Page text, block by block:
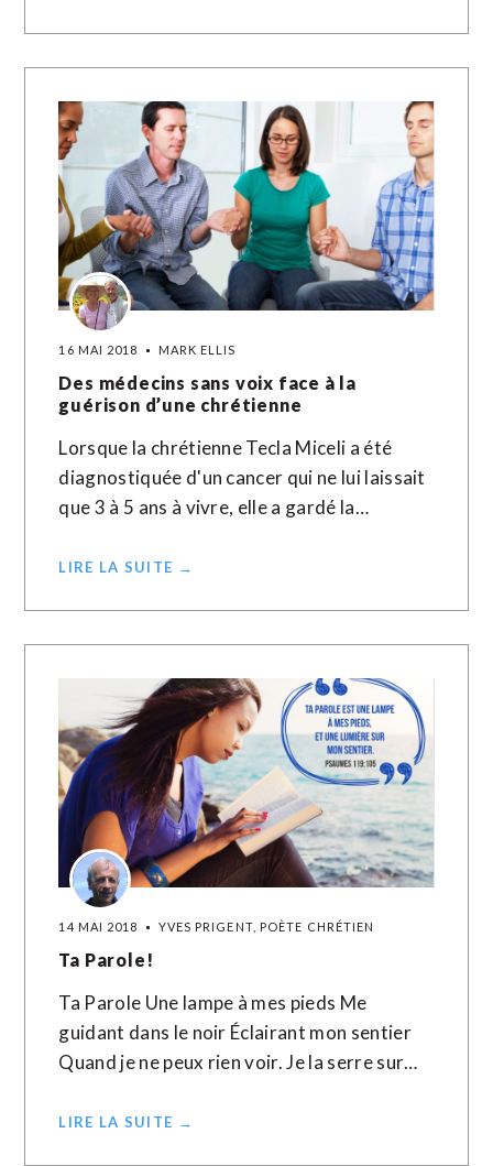
16 MAI 2018 MARK ELLIS
Des médecins sans voix face à la
guérison d’une chrétienne
Lorsque la chrétienne Tecla Miceli a été
diagnostiquée d'un cancer qui ne lui laissait
que 3 à 5 ans à vivre, elle a gardé la…
LIRE LA SUITE →
14 MAI 2018 YVES PRIGENT, POÈTE CHRÉTIEN
Ta Parole!
Ta Parole Une lampe à mes pieds Me
guidant dans le noir Éclairant mon sentier
Quand je ne peux rien voir. Je la serre sur…
LIRE LA SUITE →